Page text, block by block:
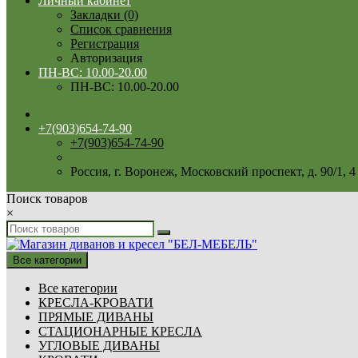
Закладки (0)
Список сравнения
Регистрация
Авторизация
ПН-ВС: 10.00-20.00
ПН-ВС: 10.00-20.00
+7(903)654-74-90
+7(903)654-74-90
Россия, г. Воронеж, Московский проспект, д. 90/1, 4
Поиск товаров
×
Все категории
Все категории
КРЕСЛА-КРОВАТИ
ПРЯМЫЕ ДИВАНЫ
СТАЦИОНАРНЫЕ КРЕСЛА
УГЛОВЫЕ ДИВАНЫ